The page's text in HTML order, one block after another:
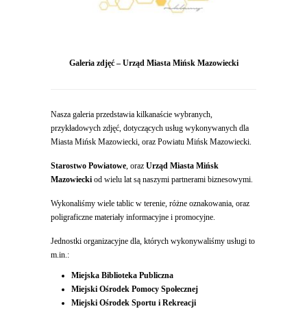
Galeria zdjęć – Urząd Miasta Mińsk Mazowiecki
Nasza galeria przedstawia kilkanaście wybranych,
przykładowych zdjęć, dotyczących usług wykonywanych dla
Miasta Mińsk Mazowiecki, oraz Powiatu Mińsk Mazowiecki.
Starostwo Powiatowe, oraz Urząd Miasta Mińsk
Mazowiecki od wielu lat są naszymi partnerami biznesowymi.
Wykonaliśmy wiele tablic w terenie, różne oznakowania, oraz
poligraficzne materiały informacyjne i promocyjne.
Jednostki organizacyjne dla, których wykonywaliśmy usługi to
m.in.:
Miejska Biblioteka Publiczna
Miejski Ośrodek Pomocy Społecznej
Miejski Ośrodek Sportu i Rekreacji